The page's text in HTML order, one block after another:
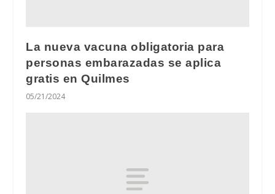
La nueva vacuna obligatoria para
personas embarazadas se aplica
gratis en Quilmes
05/21/2024